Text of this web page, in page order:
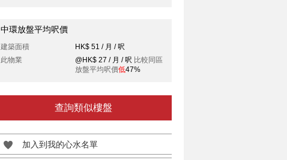
中環放盤平均呎價
建築面積
HK$ 51 / 月 / 呎
此物業
@HK$ 27 / 月 / 呎 比較同區
放盤平均呎價低47%
查詢類似樓盤
加入到我的心水名單